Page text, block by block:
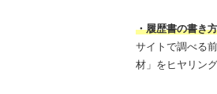
・履歴書の書き
サイトで調べる
材」をヒヤリン